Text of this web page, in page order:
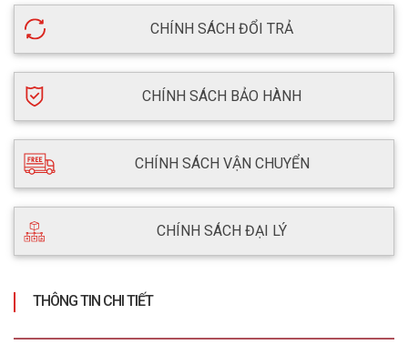
CHÍNH SÁCH ĐỔI TRẢ
CHÍNH SÁCH BẢO HÀNH
CHÍNH SÁCH VẬN CHUYỂN
CHÍNH SÁCH ĐẠI LÝ
THÔNG TIN CHI TIẾT